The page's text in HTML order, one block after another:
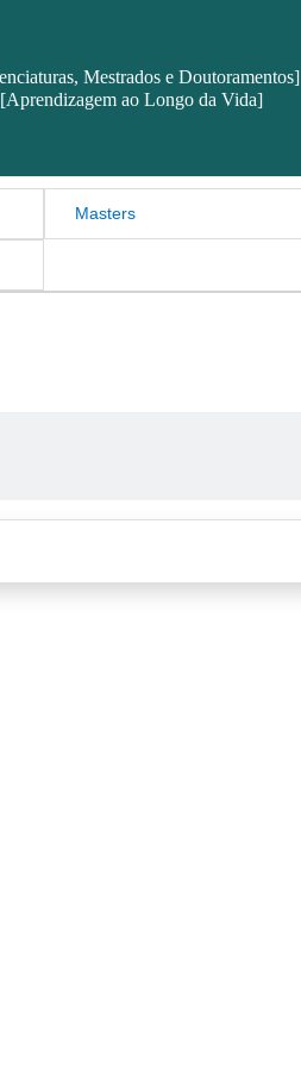
Mestrados e Doutoramentos]
ao Longo da Vida]
Masters